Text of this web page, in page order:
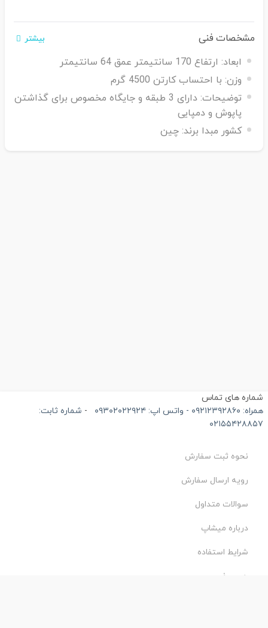
مشخصات فنی بیشتر
ابعاد: ارتفاع 170 سانتیمتر عمق 64 سانتیمتر
وزن: با احتساب کارتن 4500 گرم
توضیحات:
دارای 3 طبقه و جایگاه مخصوص برای گذاشتن
پاپوش و دمپایی
کشور مبدا برند: چین
های تماس
- واتس اپ: ۰۹۳۰۲۰۲۲۹۲۴
-
شماره ثابت:
نحوه ثبت سفارش
رویه ارسال سفارش
سوالات متداول
درباره میشاپ
شرایط استفاده
حریم خصوصی